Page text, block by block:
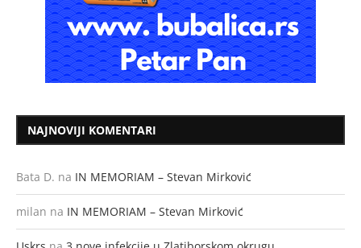
NAJNOVIJI KOMENTARI
Bata D. na IN MEMORIAM – Stevan Mirković
milan na IN MEMORIAM – Stevan Mirković